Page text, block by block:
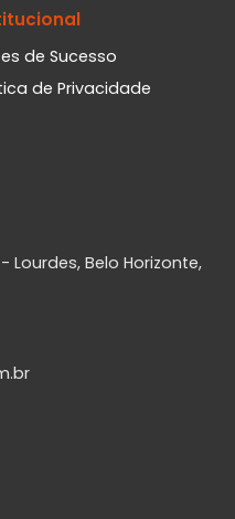
de Sucesso
de Privacidade
Lourdes, Belo Horizonte,